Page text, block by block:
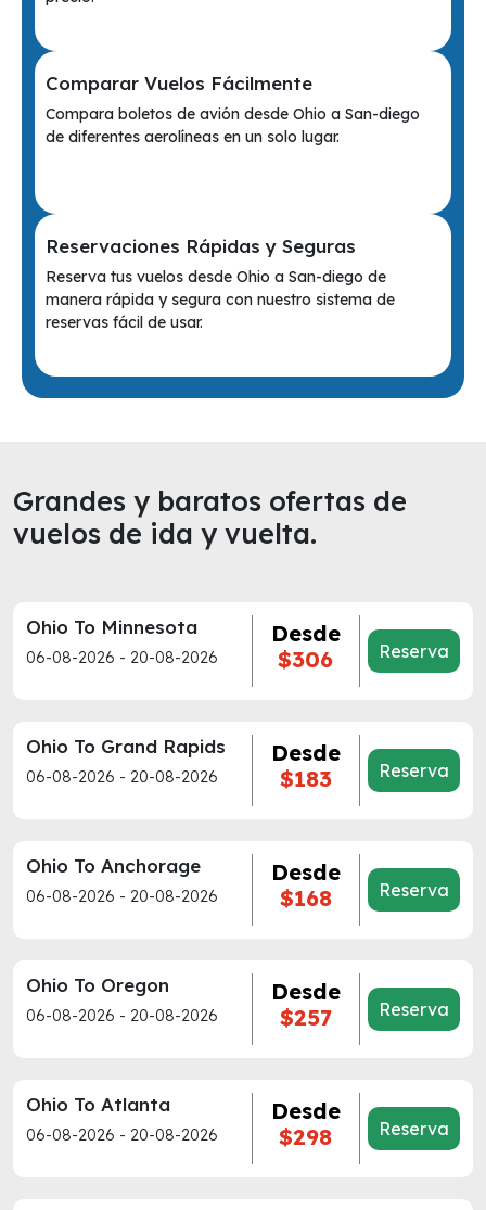
Comparar Vuelos Fácilmente
Compara boletos de avión desde Ohio a San-diego
de diferentes aerolíneas en un solo lugar.
Reservaciones Rápidas y Seguras
Reserva tus vuelos desde Ohio a San-diego de
manera rápida y segura con nuestro sistema de
reservas fácil de usar.
Grandes y baratos ofertas de
vuelos de ida y vuelta.
Ohio To Minnesota
06-08-2026 - 20-08-2026
Desde
$306
Reserva
Ohio To Grand Rapids
06-08-2026 - 20-08-2026
Desde
$183
Reserva
Ohio To Anchorage
06-08-2026 - 20-08-2026
Desde
$168
Reserva
Ohio To Oregon
06-08-2026 - 20-08-2026
Desde
$257
Reserva
Ohio To Atlanta
06-08-2026 - 20-08-2026
Desde
$298
Reserva